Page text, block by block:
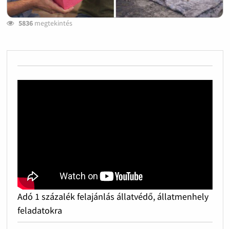
5836megtekintés
Adó 1 százalék felajánlás állatvédő, állatmenhely
feladatokra